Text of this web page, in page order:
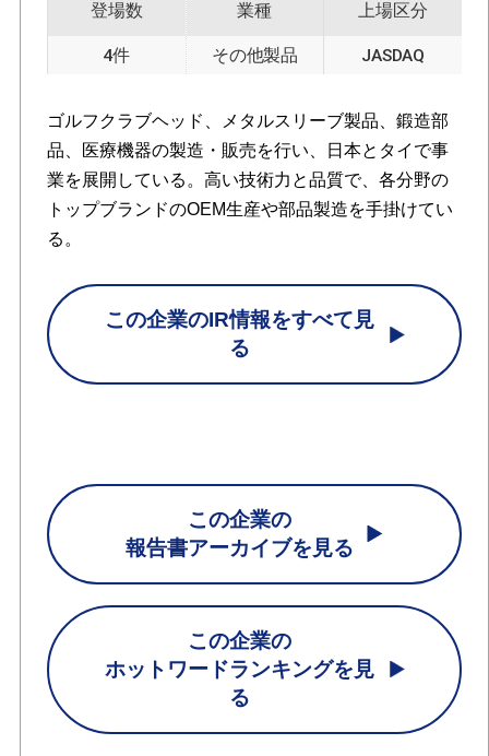
登場数
4件
業種
その他製品
上場区分
JASDAQ
ゴルフクラブヘッド、メタルスリーブ製品、鍛造部
品、医療機器の製造・販売を行い、日本とタイで事
業を展開している。高い技術力と品質で、各分野の
トップブランドのOEM生産や部品製造を手掛けてい
る。
この企業のIR情報をすべて見
る
この企業の
報告書アーカイブを見る
この企業の
ホットワードランキングを見
る